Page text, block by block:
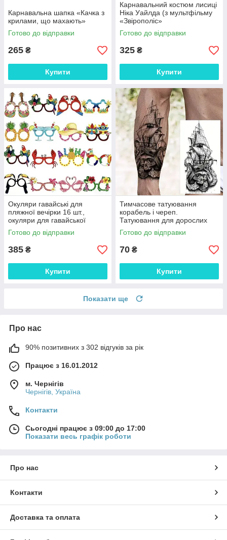
Карнавальна шапка «Качка з
крилами, що махають»
Готово до відправки
265 ₴
Купити
Карнавальний костюм лисиці
Ніка Уайлда (з мультфільму
«Звірополіс»
Готово до відправки
325 ₴
Купити
Окуляри гавайські для
пляжної вечірки 16 шт.,
окуляри для гавайської
вечірки реквізит для фото
Готово до відправки
385 ₴
Купити
Тимчасове татуювання
корабель і череп.
Татуювання для дорослих
Готово до відправки
70 ₴
Купити
Показати ще
Про нас
90% позитивних з 302 відгуків за рік
Працює з 16.01.2012
м. Чернігів
Чернігів, Україна
Контакти
Сьогодні працює з 09:00 до 17:00
Показати весь графік роботи
Про нас
Контакти
Доставка та оплата